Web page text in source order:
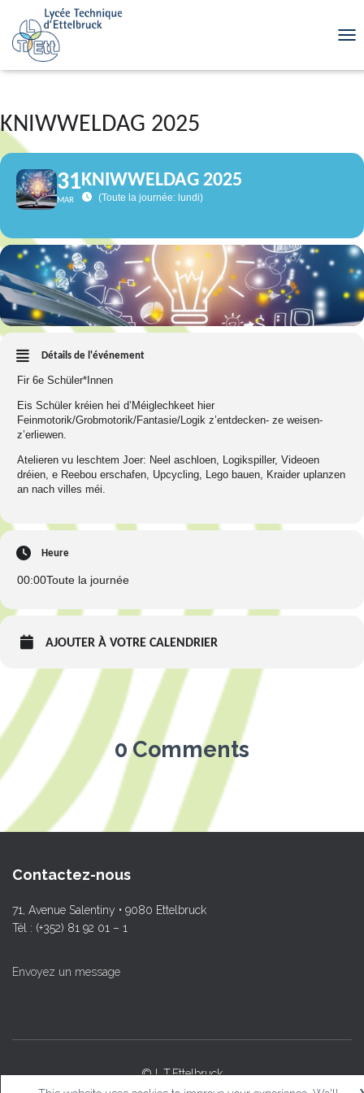
KNIWWELDAG 2025
31
MAR
KNIWWELDAG 2025
(Toute la journée: lundi)
Détails de l'événement
Fir 6e Schüler*Innen
Eis Schüler kréien hei d’Méiglechkeet hier
Feinmotorik/Grobmotorik/Fantasie/Logik z’entdecken- ze weisen-
z’erliewen.
Atelieren vu leschtem Joer: Neel aschloen, Logikspiller, Videoen
dréien, e Reebou erschafen, Upcycling, Lego bauen, Kraider uplanzen
an nach villes méi.
Heure
00:00Toute la journée
AJOUTER À VOTRE CALENDRIER
0 Comments
Contactez-nous
71, Avenue Salentiny • 9080 Ettelbruck
Tél : (+352) 81 92 01 – 1
Envoyez un message
© L.T.Ettelbruck